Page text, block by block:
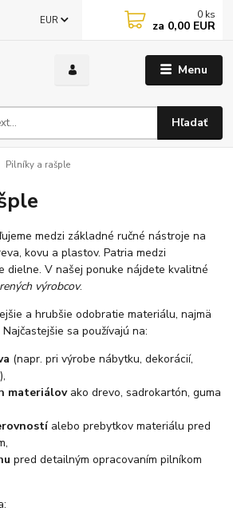
Menu
EUR
Hľadať
0 ks
za 0,00 EUR
Pilníky a rašple
medzi základné ručné nástroje na
kovu a plastov. Patria medzi
dielne. V našej ponuke nájdete kvalitné
výrobcov.
a hrubšie odobratie materiálu, najmä
sa používajú na:
(napr. pri výrobe nábytku, dekorácií,
materiálovako drevo, sadrokartón, guma
alebo prebytkov materiálu pred
pred detailným opracovaním pilníkom